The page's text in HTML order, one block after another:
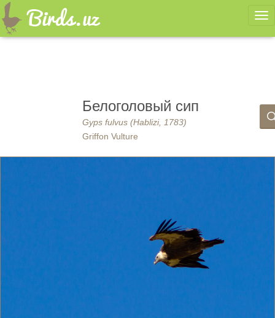
Белоголовый сип
Gyps fulvus (Hablizi, 1783)
Griffon Vulture